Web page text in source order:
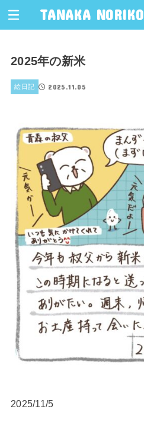
TANAKA
2025年の新米
絵日記 2025.11.05
2025/11/5